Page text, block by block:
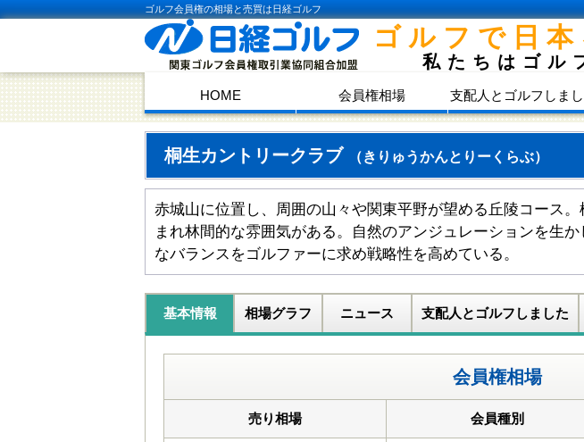
ゴルフ会員権の相場と売買は日経ゴルフ
ゴルフで日
私たちはゴル
HOME 会員権相場 支配人とゴルフしま
桐生カントリークラブ （きりゅうかんとりーくらぶ）
赤城山に位置し、周囲の山々や関東平野が望める丘陵コース
まれ林間的な雰囲気がある。自然のアンジュレーションを生
なバランスをゴルファーに求め戦略性を高めている。
基本情報 相場グラフ ニュース 支配人とゴルフしました
会員権相場
売り相場 会員種別